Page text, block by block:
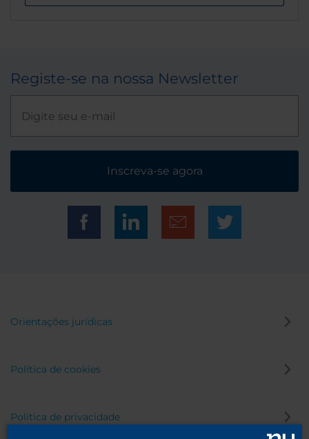
Registe-se na nossa Newsletter
Inscreva-se agora
Orientações jurídicas
Política de cookies
Política de privacidade